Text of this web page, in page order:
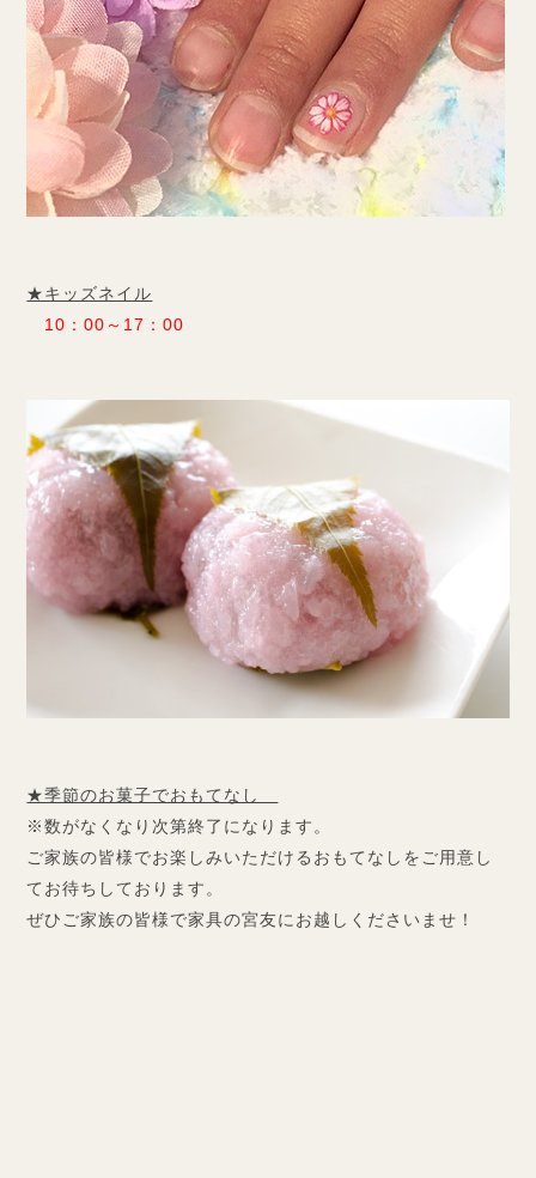
★キッズネイル
10：00～17：00
★季節のお菓子でおもてなし
※数がなくなり次第終了になります。
ご家族の皆様でお楽しみいただけるおもてなしをご用意し
てお待ちしております。
ぜひご家族の皆様で家具の宮友にお越しくださいませ！